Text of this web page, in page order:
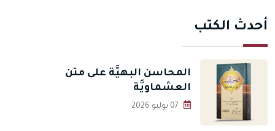
أحدث الكتب
المحاسن البهيَّة على متن
العشماويَّة